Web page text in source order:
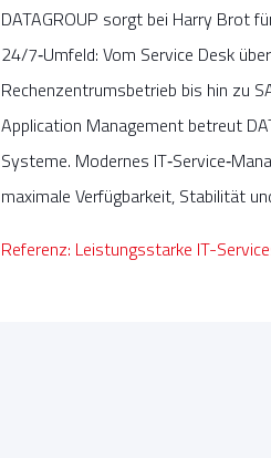
DATAGROUP sorgt bei Harry Brot
24/7‑Umfeld: Vom Service Desk
Rechenzentrumsbetrieb bis hin zu
Application Management betreut
Systeme. Modernes
maximale Verfügbarkeit, Stabilität
Referenz: Leistungsstarke IT-